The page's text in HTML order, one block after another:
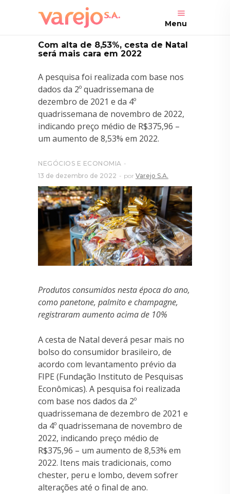
Menu
Com alta de 8,53%, cesta de Natal
será mais cara em 2022
A pesquisa foi realizada com base nos
dados da 2º quadrissemana de
dezembro de 2021 e da 4º
quadrissemana de novembro de 2022,
indicando preço médio de R$375,96 –
um aumento de 8,53% em 2022.
NEGÓCIOS E ECONOMIA
13 de dezembro de 2022
por Varejo S.A.
Produtos consumidos nesta época do ano,
como panetone, palmito e champagne,
registraram aumento acima de 10%
A cesta de Natal deverá pesar mais no
bolso do consumidor brasileiro, de
acordo com levantamento prévio da
FIPE (Fundação Instituto de Pesquisas
Econômicas). A pesquisa foi realizada
com base nos dados da 2º
quadrissemana de dezembro de 2021 e
da 4º quadrissemana de novembro de
2022, indicando preço médio de
R$375,96 – um aumento de 8,53% em
2022. Itens mais tradicionais, como
chester, peru e lombo, devem sofrer
alterações até o final de ano.